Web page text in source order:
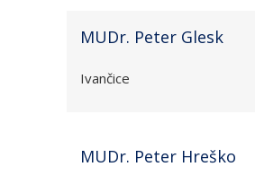
MUDr. Peter Glesk
Ivančice
MUDr. Peter Hreško